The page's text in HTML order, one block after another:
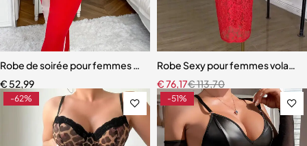
Robe de soirée pour femmes Sexy cou sangle tissu épissage
€ 52,99
Robe Sexy pour femmes
€113,70
€76,17
-62% -51%